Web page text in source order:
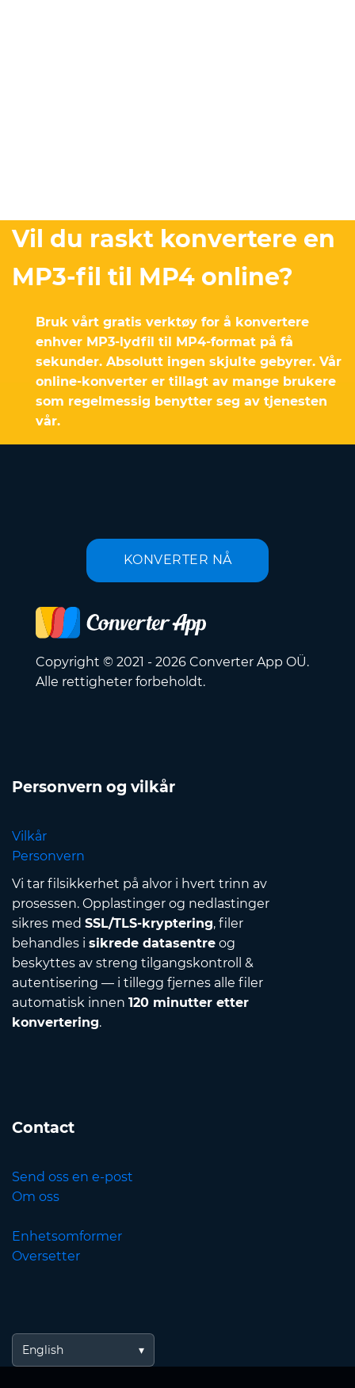
Vil du raskt konvertere en
MP3-fil til MP4 online?
Bruk vårt gratis verktøy for å konvertere
enhver MP3-lydfil til MP4-format på få
sekunder. Absolutt ingen skjulte gebyrer. Vår
online-konverter er tillagt av mange brukere
som regelmessig benytter seg av tjenesten
vår.
KONVERTER NÅ
Copyright © 2021 - 2026 Converter App OÜ.
Alle rettigheter forbeholdt.
Personvern og vilkår
Vilkår
Personvern
Vi tar filsikkerhet på alvor i hvert trinn av
prosessen. Opplastinger og nedlastinger
sikres med SSL/TLS-kryptering, filer
behandles i sikrede datasentre og
beskyttes av streng tilgangskontroll &
autentisering — i tillegg fjernes alle filer
automatisk innen 120 minutter etter
konvertering.
Contact
Send oss en e-post
Om oss
Enhetsomformer
Oversetter
English